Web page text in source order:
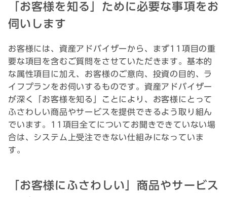
「お客様を知る」ために必要な事項をお
伺いします
お客様には、資産アドバイザーから、まず11項目の重
要な項目を含むご質問をさせていただきます。基本的
な属性項目に加え、お客様のご意向、投資の目的、ラ
イフプランをお伺いするものです。資産アドバイザー
が深く「お客様を知る」ことにより、お客様にとって
ふさわしい商品やサービスを提供できるよう取り組ん
でいます。11項目全てについてお聞きできていない場
合は、システム上受注できない仕組みになっていま
す。
「お客様にふさわしい」商品やサービス